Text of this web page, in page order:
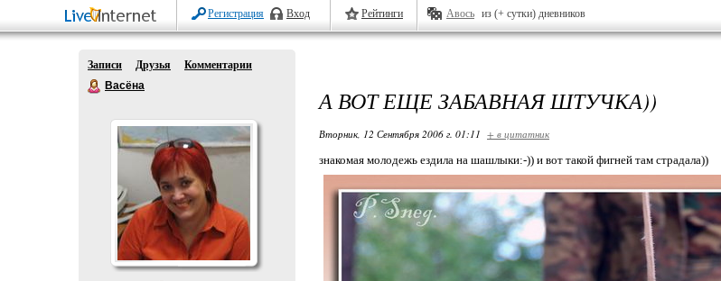
Регистрация Вход Рейтинги Авось из (+ сутки) дневников
Записи Друзья
Комментарии
Васёна
А ВОТ ЕЩЕ ЗАБАВНАЯ ШТУЧКА))
Вторник, 12 Сентября 2006 г. 01:11 + в цитатник
знакомая молодежь ездила на шашлыки:-)) и вот такой фигней там страдала))